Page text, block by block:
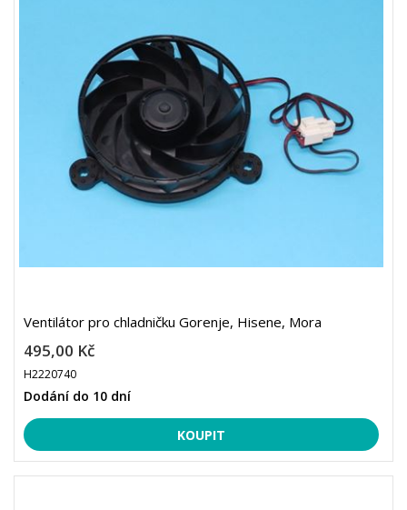
Ventilátor pro chladničku Gorenje, Hisene, Mora
495,00 Kč
H2220740
Dodání do 10 dní